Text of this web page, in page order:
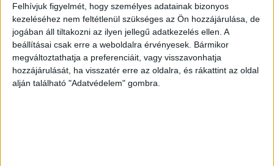
Felhívjuk figyelmét, hogy személyes adatainak bizonyos
kezeléséhez nem feltétlenül szükséges az Ön hozzájárulása, de
jogában áll tiltakozni az ilyen jellegű adatkezelés ellen. A
beállításai csak erre a weboldalra érvényesek. Bármikor
megváltoztathatja a preferenciáit, vagy visszavonhatja
hozzájárulását, ha visszatér erre az oldalra, és rákattint az oldal
alján található "Adatvédelem" gombra.
CÍMKÉK Év Terméke díj Lidl
Facebook Email